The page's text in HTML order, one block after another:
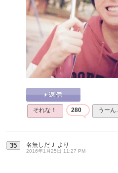
それな！ 280 うーん…
35 名無しだＪ より
2016年1月25日 11:27 PM